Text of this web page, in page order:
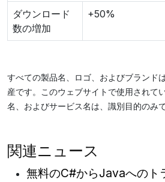
ダウンロード
数の増加
+50%
すべての製品名、ロゴ、およびブランド
産です。このウェブサイトで使用されて
名、およびサービス名は、識別目的のみ
関連ニュース
無料のC#からJavaへのト